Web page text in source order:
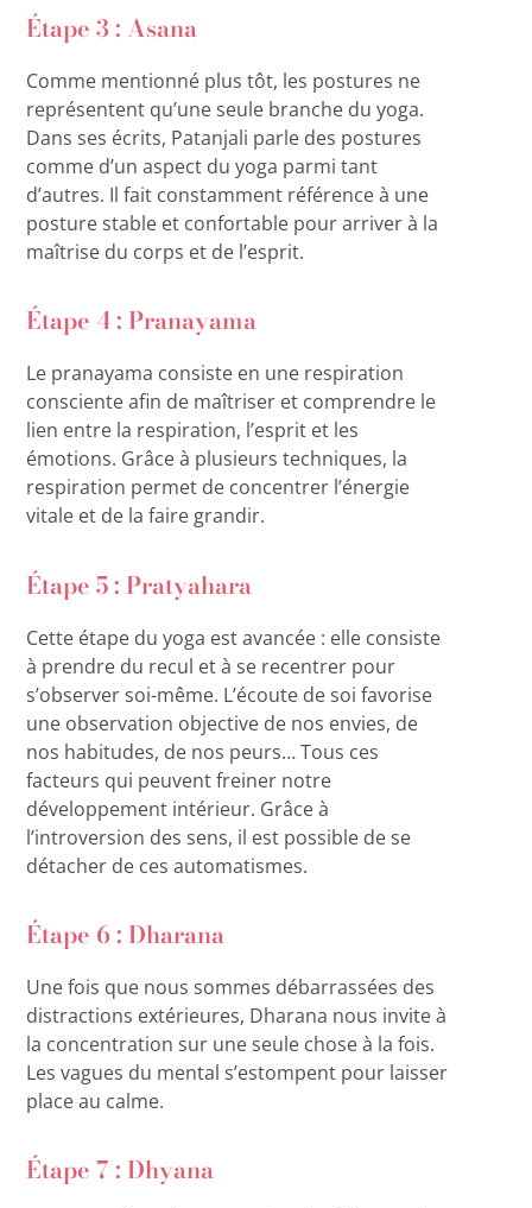
Étape 3 : Asana
Comme mentionné plus tôt, les postures ne
représentent qu’une seule branche du yoga.
Dans ses écrits, Patanjali parle des postures
comme d’un aspect du yoga parmi tant
d’autres. Il fait constamment référence à une
posture stable et confortable pour arriver à la
maîtrise du corps et de l’esprit.
Étape 4 : Pranayama
Le pranayama consiste en une respiration
consciente afin de maîtriser et comprendre le
lien entre la respiration, l’esprit et les
émotions. Grâce à plusieurs techniques, la
respiration permet de concentrer l’énergie
vitale et de la faire grandir.
Étape 5 : Pratyahara
Cette étape du yoga est avancée : elle consiste
à prendre du recul et à se recentrer pour
s’observer soi-même. L’écoute de soi favorise
une observation objective de nos envies, de
nos habitudes, de nos peurs… Tous ces
facteurs qui peuvent freiner notre
développement intérieur. Grâce à
l’introversion des sens, il est possible de se
détacher de ces automatismes.
Étape 6 : Dharana
Une fois que nous sommes débarrassées des
distractions extérieures, Dharana nous invite à
la concentration sur une seule chose à la fois.
Les vagues du mental s’estompent pour laisser
place au calme.
Étape 7 : Dhyana